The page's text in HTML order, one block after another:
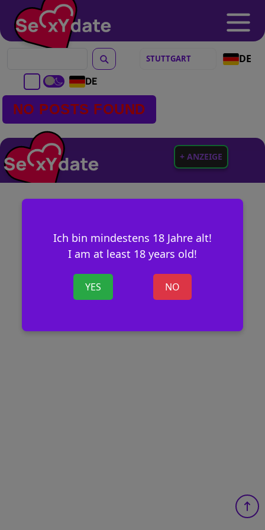
DE
DE
Ich bin mindestens 18 Jahre alt!
I am at least 18 years old!
YES NO
NO POSTS FOUND
+ ANZEIGE